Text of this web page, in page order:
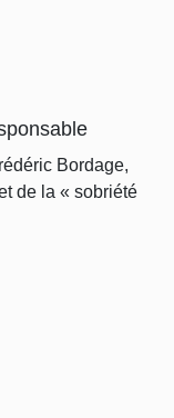
Bordage,
de la « sobriété